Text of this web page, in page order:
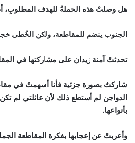
هل وصلتْ هذه الحملةُ للهدف المطلوبِ،
الجنوب ينضم للمقاطعة، ولكن الخُطى
تحدثتْ آمنة زيدان على مشاركتها في
شاركتُ بصورة جزئية فأنا أسهمتُ في
الدواجن لم أستطع ذلك لأن عائلتي لم تكن
بأنواعها.
وأعربتْ عن إعجابها بفكرة المقاطعة